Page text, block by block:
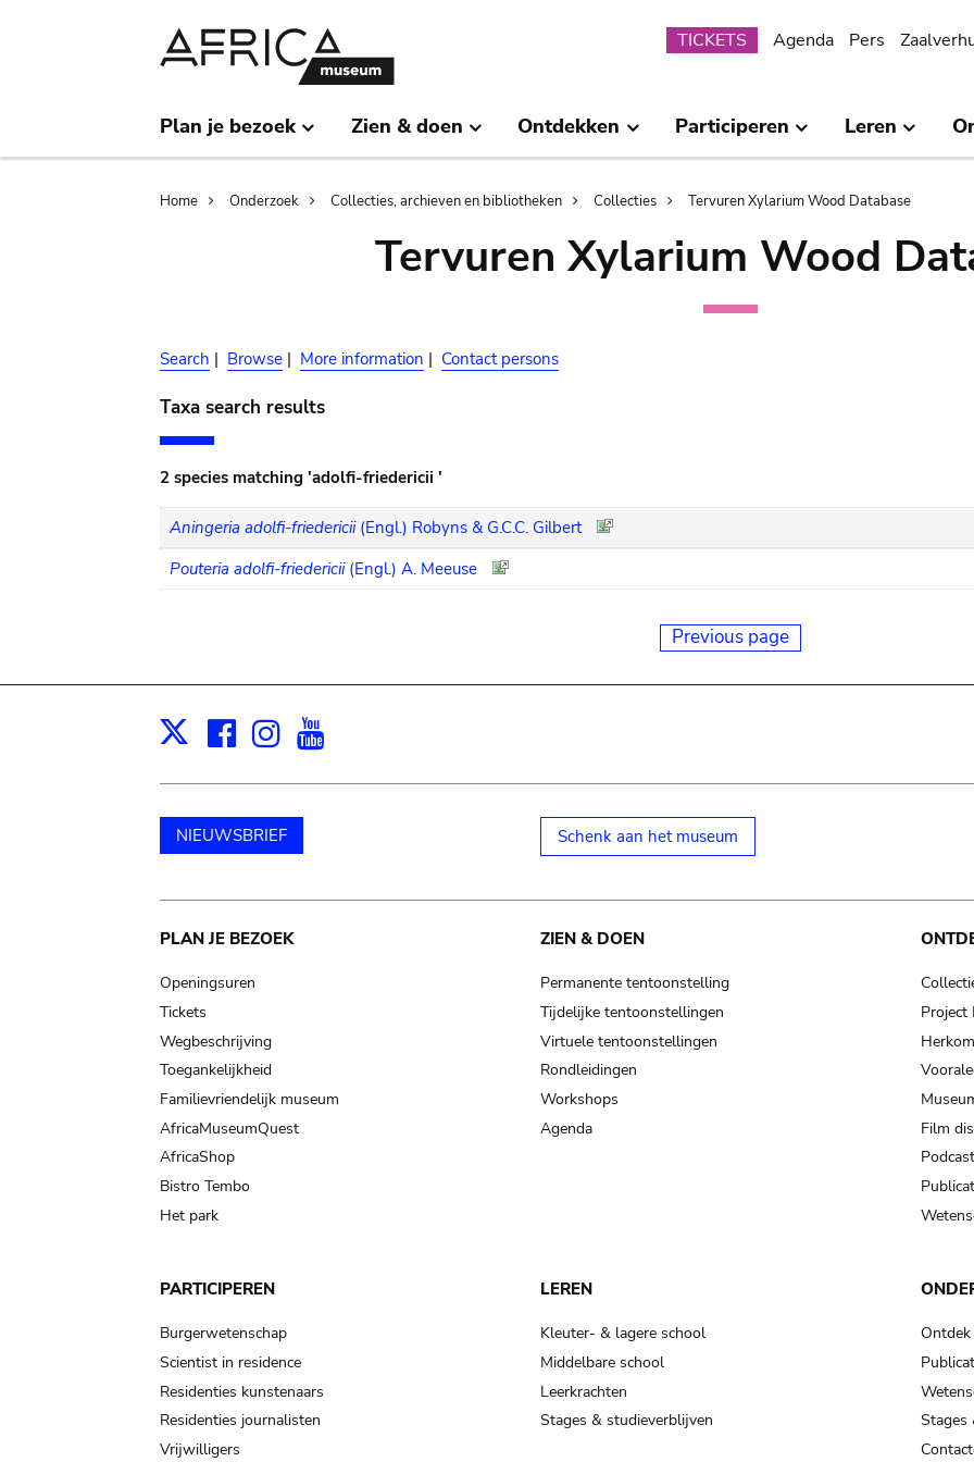
Submenu
TICKETS Agenda Pers
Plan je bezoek Zien & doen Ontdekken Participeren Leren
Breadcrumb
Home Onderzoek Collecties, archieven en bibliotheken Collecties Tervuren Xylarium Wood Database
Tervuren Xylarium Wood
Search | Browse | More information | Contact persons
Taxa search results
2 species matching 'adolfi-friedericii '
Aningeria adolfi-friedericii (Engl.) Robyns & G.C.C. Gilbert
Pouteria adolfi-friedericii (Engl.) A. Meeuse
Previous page
X Facebook
Instagram
NIEUWSBRIEF Schenk aan het museum
Main
navigation
PLAN JE BEZOEK
Openingsuren
Tickets
Wegbeschrijving
Toegankelijkheid
Familievriendelijk museum
AfricaMuseumQuest
AfricaShop
Bistro Tembo
Het park
ZIEN & DOEN
Permanente tentoonstelling
Tijdelijke tentoonstellingen
Virtuele tentoonstellingen
Rondleidingen
Workshops
Agenda
Project
Film
PARTICIPEREN
Burgerwetenschap
Scientist in residence
Residenties kunstenaars
Residenties journalisten
Vrijwilligers
LEREN
Kleuter- & lagere school
Middelbare school
Leerkrachten
Stages & studieverblijven
Stages